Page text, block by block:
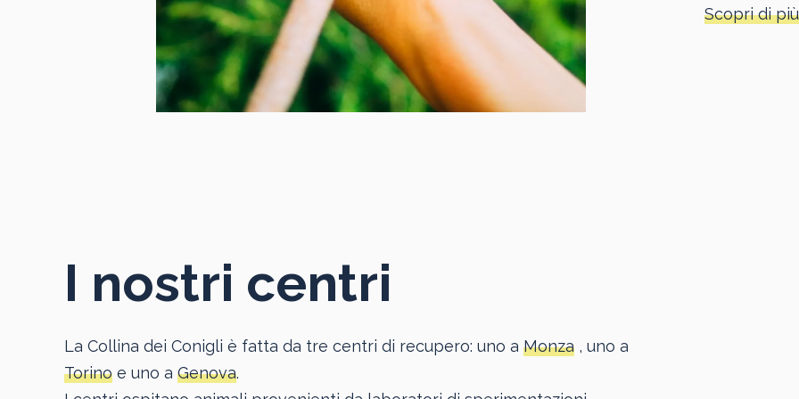
Scopri di
I nostri centri
La Collina dei Conigli è fatta da tre centri di recupero: uno a Monza , uno a
Torino e uno a Genova.